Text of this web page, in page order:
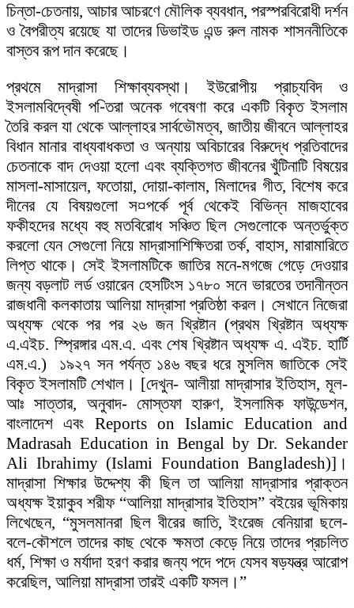
চিন্তা-চেতনায়, আচার আচরণে মৌলিক ব্যবধান, পরস্পরবিরোধী দর্শন
ও বৈপরীত্য রয়েছে যা তাদের ডিভাইড এন্ড রুল নামক শাসননীতিকে
বাস্তব রূপ দান করেছে।
প্রথমে মাদ্রাসা শিক্ষাব্যবস্থা। ইউরোপীয় প্রাচ্যবিদ ও
ইসলামবিদ্বেষী প-িতরা অনেক গবেষণা করে একটি বিকৃত ইসলাম
তৈরি করল যা থেকে আল্লাহর সার্বভৌমত্ব, জাতীয় জীবনে আল্লাহর
বিধান মানার বাধ্যবাধকতা ও অন্যায় অবিচারের বিরুদ্ধে প্রতিবাদের
চেতনাকে বাদ দেওয়া হলো এবং ব্যক্তিগত জীবনের খুঁটিনাটি বিষয়ের
মাসলা-মাসায়েল, ফতোয়া, দোয়া-কালাম, মিলাদের গীত, বিশেষ করে
দীনের যে বিষয়গুলো স¤পর্কে পূর্ব থেকেই বিভিন্ন মাজহাবের
ফকীহদের মধ্যে বহু মতবিরোধ সঞ্চিত ছিল সেগুলোকে অন্তর্ভুক্ত
করলো যেন সেগুলো নিয়ে মাদ্রাসাশিক্ষিতরা তর্ক, বাহাস, মারামারিতে
লিপ্ত থাকে। সেই ইসলামটিকে জাতির মনে-মগজে গেড়ে দেওয়ার
জন্য বড়লাট লর্ড ওয়ারেন হেসটিংস ১৭৮০ সনে ভারতের তদানীন্তন
রাজধানী কলকাতায় আলিয়া মাদ্রাসা প্রতিষ্ঠা করল। সেখানে নিজেরা
অধ্যক্ষ থেকে পর পর ২৬ জন খ্রিষ্টান (প্রথম খ্রিষ্টান অধ্যক্ষ
এ.এইচ. স্প্রিঙ্গার এম.এ. এবং শেষ খ্রিষ্টান অধ্যক্ষ এ. এইচ. হার্টি
এম.এ.) ১৯২৭ সন পর্যন্ত ১৪৬ বছর ধরে মুসলিম জাতিকে সেই
বিকৃত ইসলামটি শেখাল। [দেখুন- আলীয়া মাদ্রাসার ইতিহাস, মূল-
আঃ সাত্তার, অনুবাদ- মোস্তফা হারুণ, ইসলামিক ফাউন্ডেশন,
বাংলাদেশ এবং Reports on Islamic Education and
Madrasah Education in Bengal by Dr. Sekander
Ali Ibrahimy (Islami Foundation Bangladesh)]।
মাদ্রাসা শিক্ষার উদ্দেশ্য কী ছিল তা আলিয়া মাদ্রাসার প্রাক্তন
অধ্যক্ষ ইয়াকুব শরীফ “আলিয়া মাদ্রাসার ইতিহাস” বইয়ের ভূমিকায়
লিখেছেন, “মুসলমানরা ছিল বীরের জাতি, ইংরেজ বেনিয়ারা ছলে-
বলে-কৌশলে তাদের কাছ থেকে ক্ষমতা কেড়ে নিয়ে তাদের প্রচলিত
ধর্ম, শিক্ষা ও মর্যাদা হরণ করার জন্য পদে পদে যেসব ষড়যন্ত্র আরোপ
করেছিল, আলিয়া মাদ্রাসা তারই একটি ফসল।”